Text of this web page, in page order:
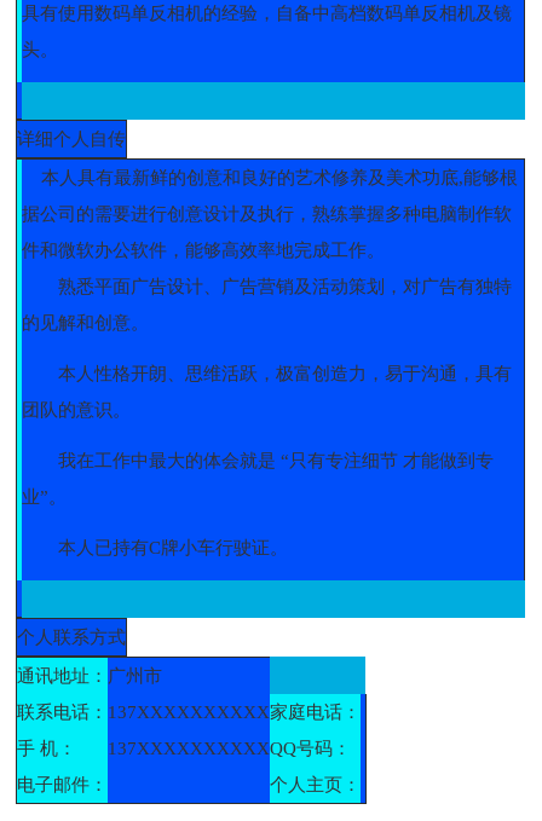
具有使用数码单反相机的经验，自备中高档数码单反相机及镜
头。
详细个人自传
本人具有最新鲜的创意和良好的艺术修养及美术功底,能够根
据公司的需要进行创意设计及执行，熟练掌握多种电脑制作软
件和微软办公软件，能够高效率地完成工作。
熟悉平面广告设计、广告营销及活动策划，对广告有独特
的见解和创意。
本人性格开朗、思维活跃，极富创造力，易于沟通，具有
团队的意识。
我在工作中最大的体会就是 “只有专注细节 才能做到专
业”。
本人已持有C牌小车行驶证。
个人联系方式
通讯地址： 广州市
联系电话： 137XXXXXXXXXX家庭电话：
手 机：
137XXXXXXXXXXQQ号码：
电子邮件：
个人主页：